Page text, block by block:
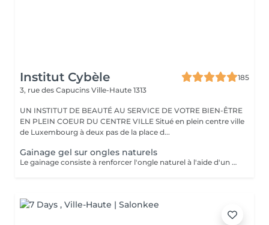
Institut Cybèle
185
3, rue des Capucins Ville-Haute 1313
UN INSTITUT DE BEAUTÉ AU SERVICE DE VOTRE BIEN-ÊTRE
EN PLEIN COEUR DU CENTRE VILLE Situé en plein centre ville
de Luxembourg à deux pas de la place d...
Gainage gel sur ongles naturels
Le gainage consiste à renforcer l'ongle naturel à l'aide d'un gel ou d'une base renforcée, sans rallongement. Il apporte solidité, tenue et un rendu soigné, tout en protégeant l'ongle des cassures.